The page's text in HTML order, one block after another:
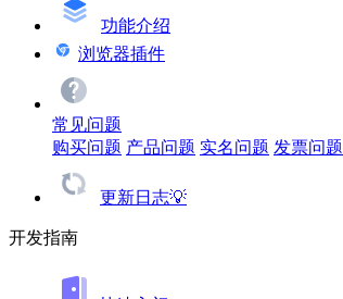
功能介绍
浏览器插件
常见问题
购买问题 产品问题 实名问题 发票问题
更新日志💡
开发指南